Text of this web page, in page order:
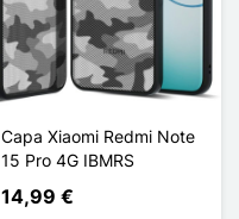
Capa Xiaomi Redmi Note
15 Pro 4G IBMRS
14,99 €